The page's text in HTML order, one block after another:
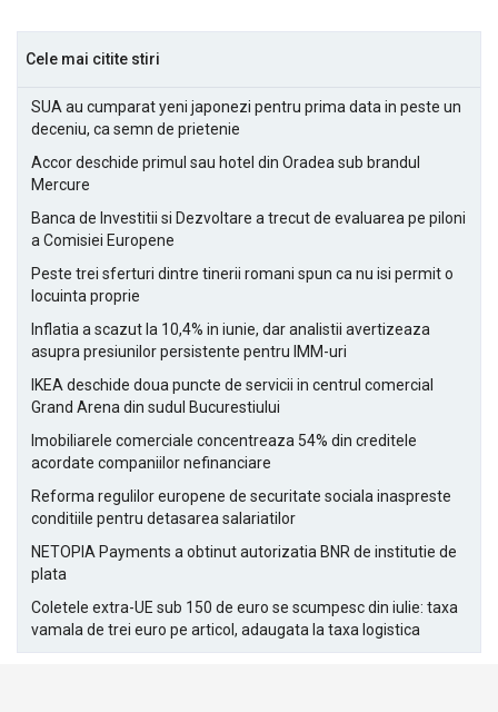
Cele mai citite stiri
SUA au cumparat yeni japonezi pentru prima data in peste un
deceniu, ca semn de prietenie
Accor deschide primul sau hotel din Oradea sub brandul
Mercure
Banca de Investitii si Dezvoltare a trecut de evaluarea pe piloni
a Comisiei Europene
Peste trei sferturi dintre tinerii romani spun ca nu isi permit o
locuinta proprie
Inflatia a scazut la 10,4% in iunie, dar analistii avertizeaza
asupra presiunilor persistente pentru IMM-uri
IKEA deschide doua puncte de servicii in centrul comercial
Grand Arena din sudul Bucurestiului
Imobiliarele comerciale concentreaza 54% din creditele
acordate companiilor nefinanciare
Reforma regulilor europene de securitate sociala inaspreste
conditiile pentru detasarea salariatilor
NETOPIA Payments a obtinut autorizatia BNR de institutie de
plata
Coletele extra-UE sub 150 de euro se scumpesc din iulie: taxa
vamala de trei euro pe articol, adaugata la taxa logistica